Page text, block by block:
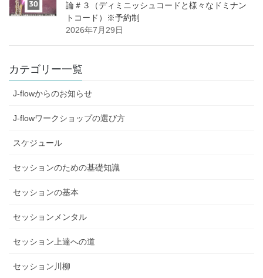
論＃３（ディミニッシュコードと様々なドミナン
トコード）※予約制
2026年7月29日
カテゴリー一覧
J-flowからのお知らせ
J-flowワークショップの選び方
スケジュール
セッションのための基礎知識
セッションの基本
セッションメンタル
セッション上達への道
セッション川柳